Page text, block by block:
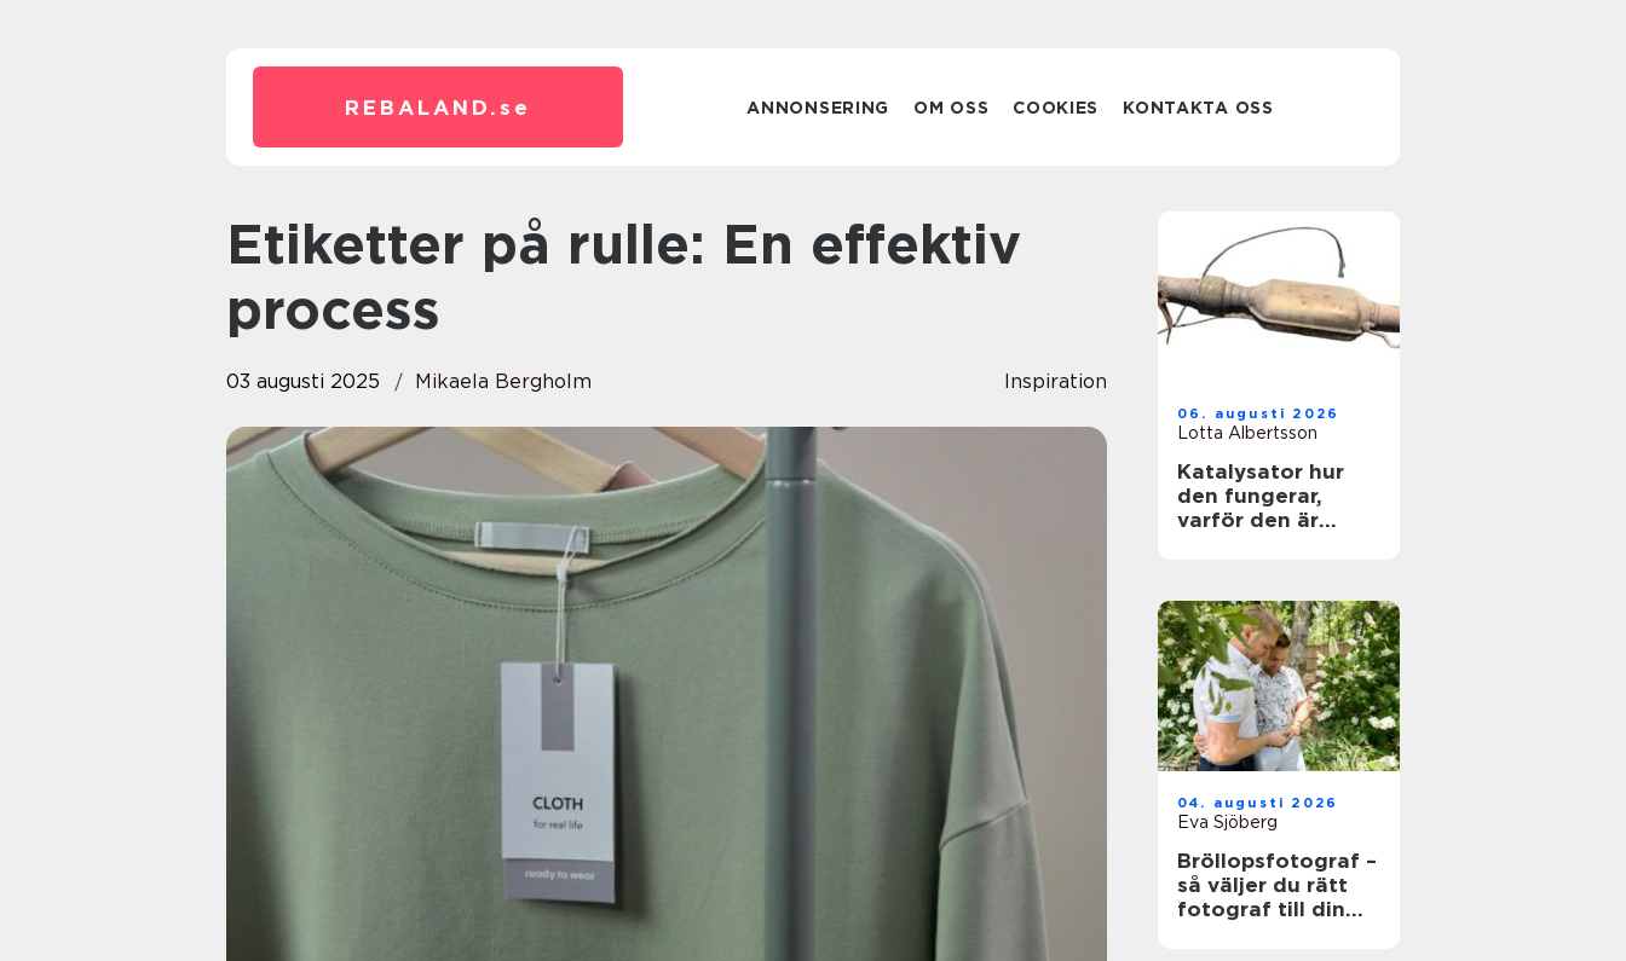
REBALAND. se ANNONSERING OM OSS COOKIES KONTAKTA OSS
Etiketter på rulle: En effektiv
process
03 augusti 2025 Mikaela Bergholm Inspiration
06. augusti 2026
Lotta Albertsson
Katalysator hur
den fungerar,
varför den är
04. augusti 2026
Eva Sjöberg
Bröllopsfotograf –
så väljer du rätt
fotograf till din